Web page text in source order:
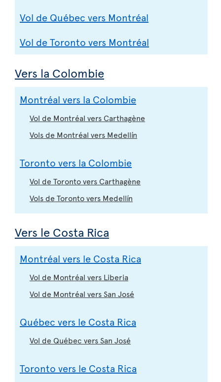
Vol de Québec vers Montréal
Vol de Toronto vers Montréal
Vers la Colombie
Montréal vers la Colombie
Vol de Montréal vers Carthagène
Vols de Montréal vers Medellín
Toronto vers la Colombie
Vol de Toronto vers Carthagène
Vols de Toronto vers Medellín
Vers le Costa Rica
Montréal vers le Costa Rica
Vol de Montréal vers Liberia
Vol de Montréal vers San José
Québec vers le Costa Rica
Vol de Québec vers San José
Toronto vers le Costa Rica